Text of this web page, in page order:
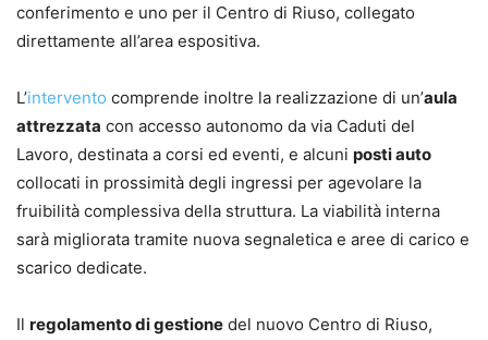
conferimento e uno per il Centro di Riuso, collegato
direttamente all’area espositiva.
L’intervento comprende inoltre la realizzazione di un’aula
attrezzata con accesso autonomo da via Caduti del
Lavoro, destinata a corsi ed eventi, e alcuni posti auto
collocati in prossimità degli ingressi per agevolare la
fruibilità complessiva della struttura. La viabilità interna
sarà migliorata tramite nuova segnaletica e aree di carico e
scarico dedicate.
Il regolamento di gestione del nuovo Centro di Riuso,